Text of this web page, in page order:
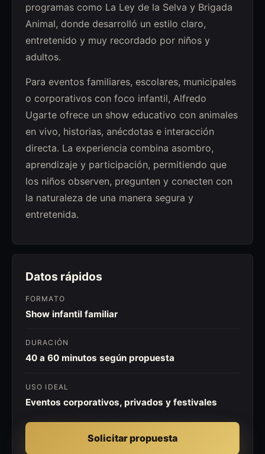
programas como La Ley de la Selva y Brigada
Animal, donde desarrolló un estilo claro,
entretenido y muy recordado por niños y
adultos.
Para eventos familiares, escolares, municipales
o corporativos con foco infantil, Alfredo
Ugarte ofrece un show educativo con animales
en vivo, historias, anécdotas e interacción
directa. La experiencia combina asombro,
aprendizaje y participación, permitiendo que
los niños observen, pregunten y conecten con
la naturaleza de una manera segura y
entretenida.
Datos rápidos
FORMATO
Show infantil familiar
DURACIÓN
40 a 60 minutos según propuesta
USO IDEAL
Eventos corporativos, privados y festivales
Solicitar propuesta